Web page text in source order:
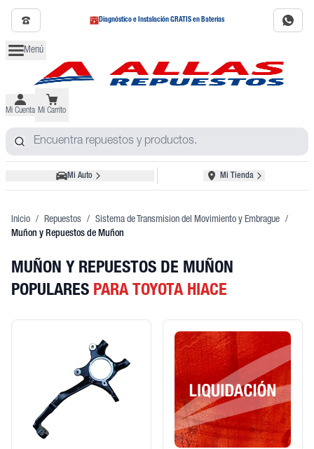
Diagnóstico e Instalación GRATIS en Baterías
Menú
Mi Cuenta Mi Carrito
Mi Auto Mi Tienda
Inicio / Repuestos / Sistema de Transmision del Movimiento y Embrague /
Muñon y Repuestos de Muñon
MUÑON Y REPUESTOS DE MUÑON
POPULARES PARA TOYOTA HIACE